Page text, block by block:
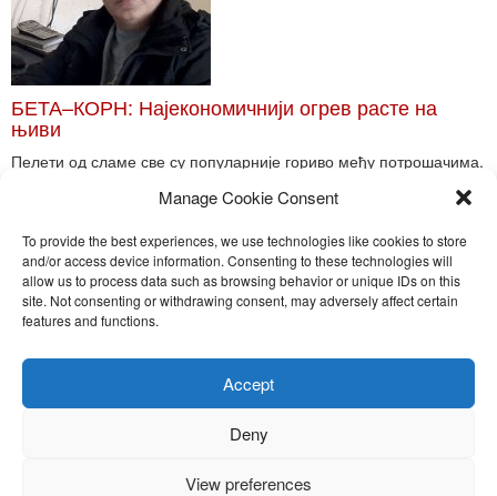
Manage Cookie Consent
To provide the best experiences, we use technologies like cookies to store
and/or access device information. Consenting to these technologies will
allow us to process data such as browsing behavior or unique IDs on this
site. Not consenting or withdrawing consent, may adversely affect certain
features and functions.
Accept
Deny
View preferences
БЕТА–КОРН: Најекономичнији огрев расте на
њиви
Пелети од сламе све су популарније гориво међу потрошачима.
Toggle
Nira Press d.o.o.
Sadržaj ovog sajta je zakonom zaštićena intelektualna svojina
kopiranje, objavljivanje celine ili delova bilo kog proizvoda NiraPress